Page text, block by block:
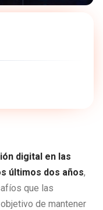
digital en las
últimos dos años,
que las
de mantener